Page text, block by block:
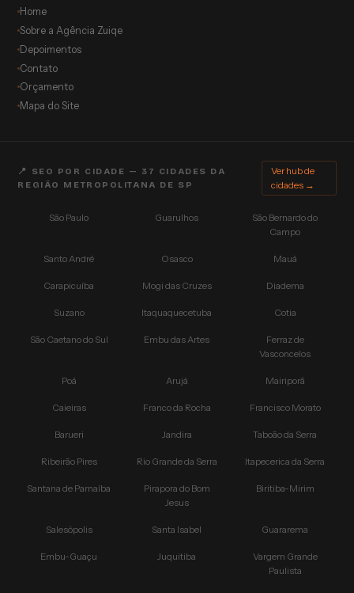
Home
Sobre a Agência Zuiqe
Depoimentos
Contato
Orçamento
Mapa do Site
📍 SEO POR CIDADE — 37 CIDADES DA
REGIÃO METROPOLITANA DE SP
Ver hub de
cidades →
São Paulo Guarulhos
São Bernardo do
Campo
Santo André Osasco Mauá
Carapicuíba Mogi das Cruzes Diadema
Suzano Itaquaquecetuba Cotia
São Caetano do Sul Embu das Artes
Ferraz de
Vasconcelos
Poá Arujá Mairiporã
Caieiras Franco da Rocha Francisco Morato
Barueri Jandira Taboão da Serra
Ribeirão Pires Rio Grande da Serra Itapecerica da Serra
Santana de Parnaíba
Pirapora do Bom
Jesus
Biritiba-Mirim
Salesópolis Santa Isabel Guararema
Embu-Guaçu Juquitiba
Vargem Grande
Paulista